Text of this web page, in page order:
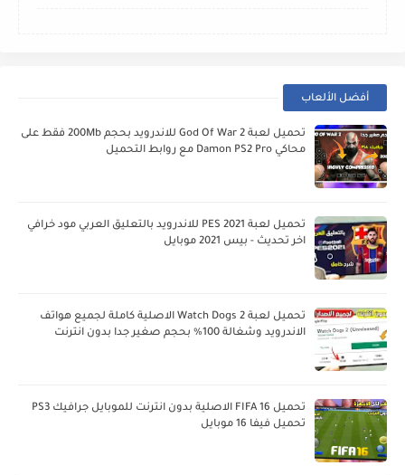
أفضل الألعاب
تحميل لعبة God Of War 2 للاندرويد بحجم 200Mb فقط على
محاكي Damon PS2 Pro مع روابط التحميل
تحميل لعبة PES 2021 للاندرويد بالتعليق العربي مود خرافي
اخر تحديث - بيس 2021 موبايل
تحميل لعبة Watch Dogs 2 الاصلية كاملة لجميع هواتف
الاندرويد وشغالة 100% بحجم صغير جدا بدون انترنت
تحميل FIFA 16 الاصلية بدون انترنت للموبايل جرافيك PS3
تحميل فيفا 16 موبايل